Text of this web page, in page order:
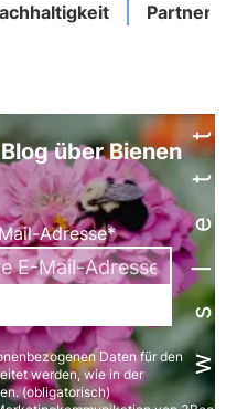
Newsletter
über Bienen
Adresse*
Daten für den
werden, wie in der
(obligatorisch)